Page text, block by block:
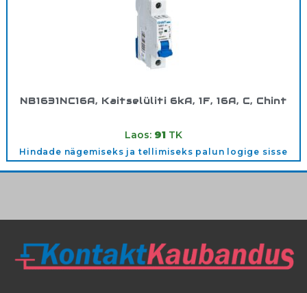
NB1631NC16A, Kaitselüliti 6kA, 1F, 16A, C, Chint
Laos: 91 TK
Hindade nägemiseks ja tellimiseks palun logige sisse